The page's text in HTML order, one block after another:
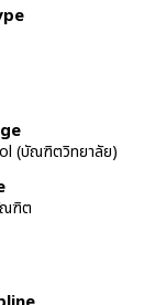
(บัณฑิตวิทยาลัย)
ณฑิต